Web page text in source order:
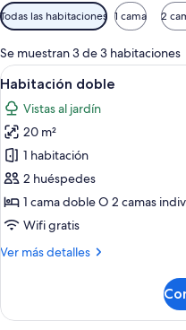
Filtros
disponibles
para
las
habitaciones
Todas las habitaciones 1 cama 2
Se muestran 3 de 3 habitaciones
Abrir
todas
las
fotos
de
Habitación
doble
8
Habitación doble
Vistas al jardín
20 m²
1 habitación
2 huéspedes
1 cama doble O 2 camas
Wifi gratis
Ver más detalles
Más
doble